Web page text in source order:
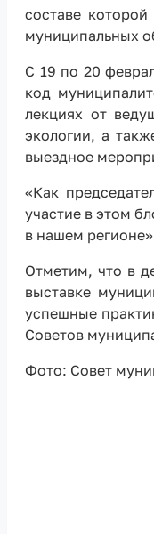
составе
муниципальных
С 19 по 20
код
лекциях от
экологии, а
выездное
«Как
участие в этом
в нашем
Отметим, что в
выставке
успешные
Советов
Фото: Совет